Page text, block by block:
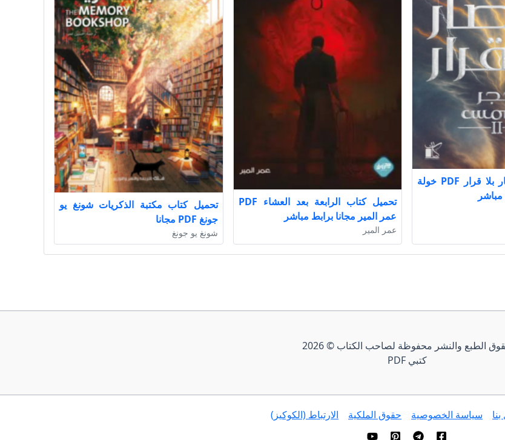
تحميل كتاب إعصار بلا قرار PDF خولة
تحميل كتاب الرابعة بعد العشاء PDF
عمر المير مجانا برابط مباشر
عمر المير
تحميل كتاب مكتبة الذكريات شونغ يو
جونغ PDF مجانا
شونغ يو جونغ
حقوق الطبع والنشر محفوظة لصاحب الكتاب © 2026
كتبي PDF
سياسة الخصوصية حقوق الملكية الارتباط (الكوكيز)